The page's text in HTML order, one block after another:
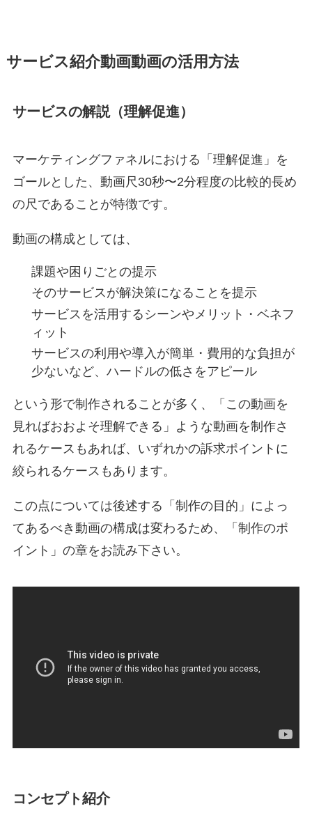
サービス紹介動画動画の活用方法
サービスの解説（理解促進）
マーケティングファネルにおける「理解促進」を
ゴールとした、動画尺30秒〜2分程度の比較的長め
の尺であることが特徴です。
動画の構成としては、
課題や困りごとの提示
そのサービスが解決策になることを提示
サービスを活用するシーンやメリット・ベネフ
ィット
サービスの利用や導入が簡単・費用的な負担が
少ないなど、ハードルの低さをアピール
という形で制作されることが多く、「この動画を
見ればおおよそ理解できる」ような動画を制作さ
れるケースもあれば、いずれかの訴求ポイントに
絞られるケースもあります。
この点については後述する「制作の目的」によっ
てあるべき動画の構成は変わるため、「制作のポ
イント」の章をお読み下さい。
コンセプト紹介